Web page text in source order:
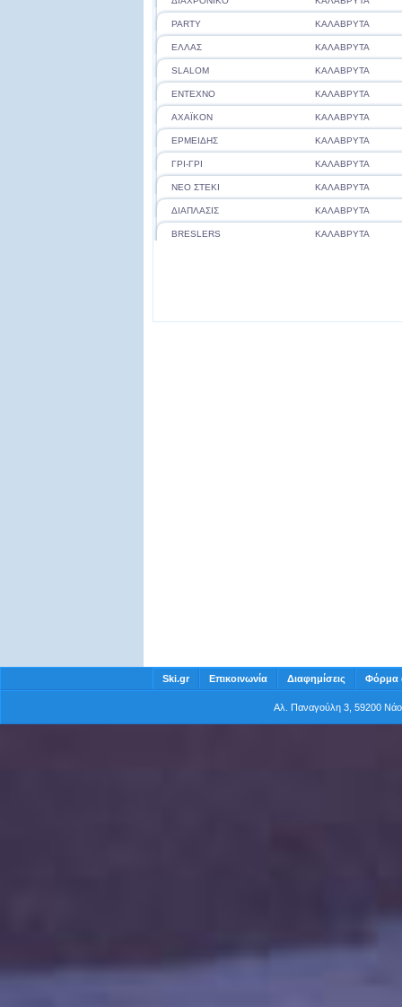
PARTY ΚΑΛΑΒΡΥΤΑ
ΕΛΛΑΣ ΚΑΛΑΒΡΥΤΑ
SLALOM ΚΑΛΑΒΡΥΤΑ
ΕΝΤΕΧΝΟ ΚΑΛΑΒΡΥΤΑ
ΑΧΑΪΚΟΝ ΚΑΛΑΒΡΥΤΑ
ΕΡΜΕΙΔΗΣ ΚΑΛΑΒΡΥΤΑ
ΓΡΙ-ΓΡΙ ΚΑΛΑΒΡΥΤΑ
ΝΕΟ ΣΤΕΚΙ ΚΑΛΑΒΡΥΤΑ
ΔΙΑΠΛΑΣΙΣ ΚΑΛΑΒΡΥΤΑ
BRESLERS ΚΑΛΑΒΡΥΤΑ
Ski.gr Επικοινωνία Διαφημίσεις Φόρμα
Αλ. Παναγούλη 3, 59200